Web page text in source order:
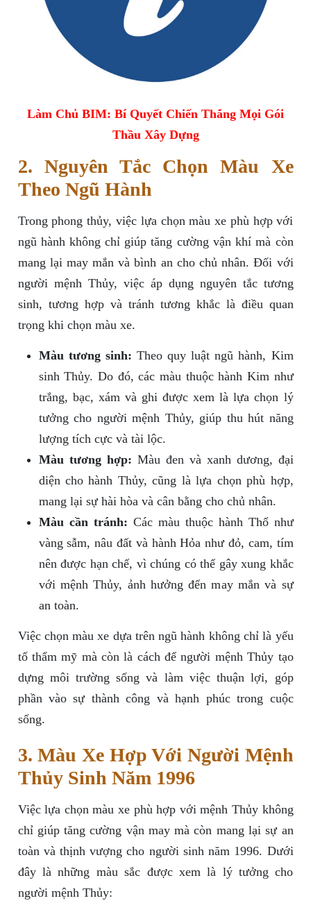
Làm Chủ BIM: Bí Quyết Chiến Thắng Mọi Gói
Thầu Xây Dựng
2. Nguyên Tắc Chọn Màu Xe
Theo Ngũ Hành
Trong phong thủy, việc lựa chọn màu xe phù hợp với
ngũ hành không chỉ giúp tăng cường vận khí mà còn
mang lại may mắn và bình an cho chủ nhân. Đối với
người mệnh Thủy, việc áp dụng nguyên tắc tương
sinh, tương hợp và tránh tương khắc là điều quan
trọng khi chọn màu xe.
Màu tương sinh: Theo quy luật ngũ hành, Kim
sinh Thủy. Do đó, các màu thuộc hành Kim như
trắng, bạc, xám và ghi được xem là lựa chọn lý
tưởng cho người mệnh Thủy, giúp thu hút năng
lượng tích cực và tài lộc.
Màu tương hợp: Màu đen và xanh dương, đại
diện cho hành Thủy, cũng là lựa chọn phù hợp,
mang lại sự hài hòa và cân bằng cho chủ nhân.
Màu cần tránh: Các màu thuộc hành Thổ như
vàng sẫm, nâu đất và hành Hỏa như đỏ, cam, tím
nên được hạn chế, vì chúng có thể gây xung khắc
với mệnh Thủy, ảnh hưởng đến may mắn và sự
an toàn.
Việc chọn màu xe dựa trên ngũ hành không chỉ là yếu
tố thẩm mỹ mà còn là cách để người mệnh Thủy tạo
dựng môi trường sống và làm việc thuận lợi, góp
phần vào sự thành công và hạnh phúc trong cuộc
sống.
3. Màu Xe Hợp Với Người Mệnh
Thủy Sinh Năm 1996
Việc lựa chọn màu xe phù hợp với mệnh Thủy không
chỉ giúp tăng cường vận may mà còn mang lại sự an
toàn và thịnh vượng cho người sinh năm 1996. Dưới
đây là những màu sắc được xem là lý tưởng cho
người mệnh Thủy: